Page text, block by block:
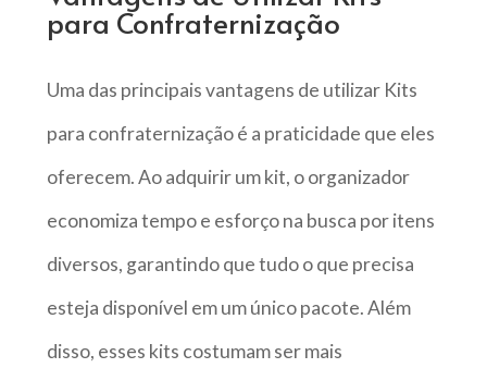
para Confraternização
Uma das principais vantagens de utilizar Kits
para confraternização é a praticidade que eles
oferecem. Ao adquirir um kit, o organizador
economiza tempo e esforço na busca por itens
diversos, garantindo que tudo o que precisa
esteja disponível em um único pacote. Além
disso, esses kits costumam ser mais